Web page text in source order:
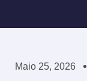
Maio 25, 2026